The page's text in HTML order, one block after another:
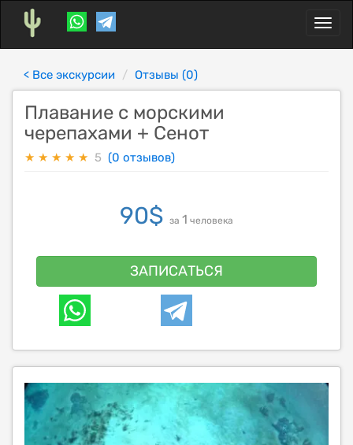
Toggle
< Все экскурсии Отзывы (0)
Плавание с морскими
черепахами + Сенот
★ ★ ★ ★ ★ 5 (0 отзывов)
90$ за 1 человека
ЗАПИСАТЬСЯ